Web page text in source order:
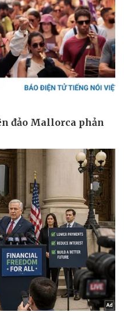
Quân sự - Quốc phòng
Vũ khí
Việt Nam
Phân tích